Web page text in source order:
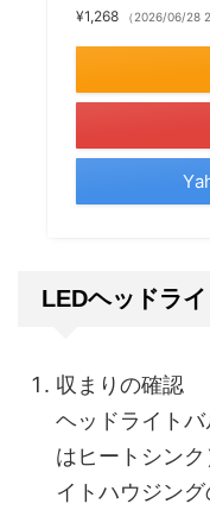
¥1,268
（2026/06/28
LEDヘッドラ
収まりの確認
ヘッドライト
はヒートシン
イトハウジン